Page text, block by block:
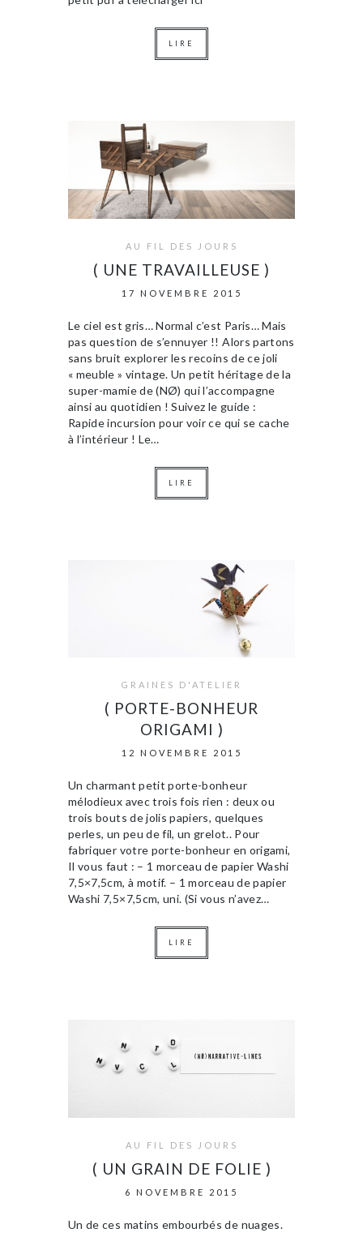
LIRE
AU FIL DES JOURS
( UNE TRAVAILLEUSE )
17 NOVEMBRE 2015
Le ciel est gris… Normal c’est Paris… Mais
pas question de s’ennuyer !! Alors partons
sans bruit explorer les recoins de ce joli
« meuble » vintage. Un petit héritage de la
super-mamie de (NØ) qui l’accompagne
ainsi au quotidien ! Suivez le guide :
Rapide incursion pour voir ce qui se cache
à l’intérieur ! Le…
LIRE
GRAINES D'ATELIER
( PORTE-BONHEUR
ORIGAMI )
12 NOVEMBRE 2015
Un charmant petit porte-bonheur
mélodieux avec trois fois rien : deux ou
trois bouts de jolis papiers, quelques
perles, un peu de fil, un grelot.. Pour
fabriquer votre porte-bonheur en origami,
Il vous faut : – 1 morceau de papier Washi
7,5×7,5cm, à motif. – 1 morceau de papier
Washi 7,5×7,5cm, uni. (Si vous n’avez…
LIRE
AU FIL DES JOURS
( UN GRAIN DE FOLIE )
6 NOVEMBRE 2015
Un de ces matins embourbés de nuages.